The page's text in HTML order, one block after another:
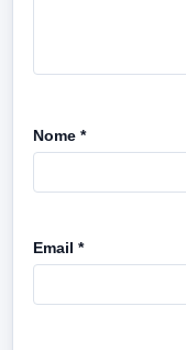
Nome *
Email *